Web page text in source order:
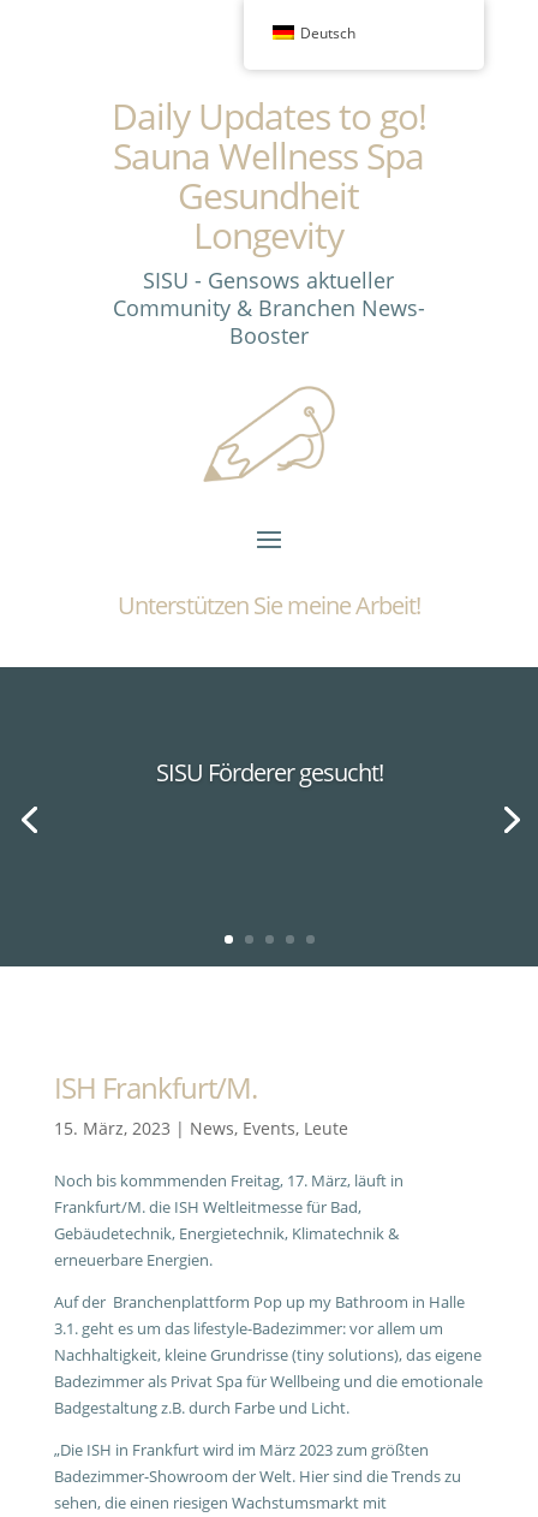
Daily Updates to go!
Sauna Wellness Spa
Gesundheit
Longevity
SISU - Gensows aktueller
Community & Branchen News-
Booster
Unterstützen Sie meine Arbeit!
SISU Förderer gesucht!
ISH Frankfurt/M.
15. März, 2023 | News, Events, Leute
Noch bis kommmenden Freitag, 17. März, läuft in
Frankfurt/M. die ISH Weltleitmesse für Bad,
Gebäudetechnik, Energietechnik, Klimatechnik &
erneuerbare Energien.
Auf der Branchenplattform Pop up my Bathroom in Halle
3.1. geht es um das lifestyle-Badezimmer: vor allem um
Nachhaltigkeit, kleine Grundrisse (tiny solutions), das eigene
Badezimmer als Privat Spa für Wellbeing und die emotionale
Badgestaltung z.B. durch Farbe und Licht.
„Die ISH in Frankfurt wird im März 2023 zum größten
Badezimmer-Showroom der Welt. Hier sind die Trends zu
sehen, die einen riesigen Wachstumsmarkt mit
Deutsch